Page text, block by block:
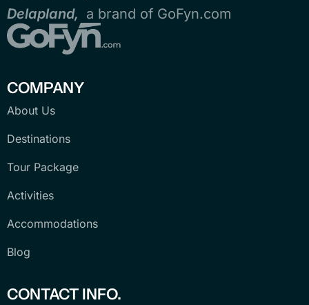
Delapland, a brand of GoFyn.com
COMPANY
About Us
Destinations
Tour Package
Activities
Accommodations
Blog
CONTACT INFO.